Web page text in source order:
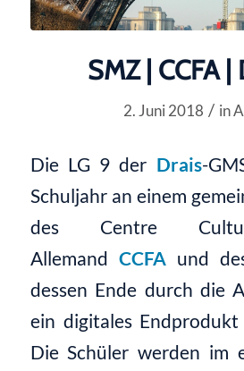
SMZ | CCFA |
2. Juni 2018 / in
Die LG 9 der Drais-
Schuljahr an einem
des Centre
Allemand CCFA und
dessen Ende durch die
ein digitales
Die Schüler werden im